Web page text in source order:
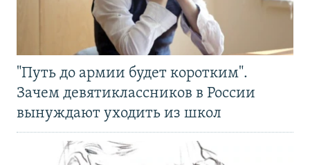
"Путь до армии будет коротким".
Зачем девятиклассников в России
вынуждают уходить из школ